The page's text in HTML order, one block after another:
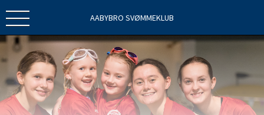
AABYBRO SVØMMEKLUB